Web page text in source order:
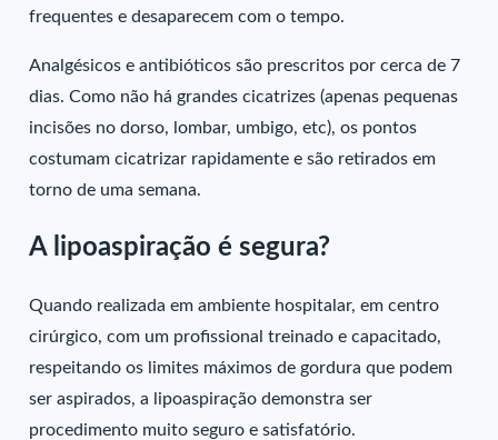
frequentes e desaparecem com o tempo.
Analgésicos e antibióticos são prescritos por cerca de 7
dias. Como não há grandes cicatrizes (apenas pequenas
incisões no dorso, lombar, umbigo, etc), os pontos
costumam cicatrizar rapidamente e são retirados em
torno de uma semana.
A lipoaspiração é segura?
Quando realizada em ambiente hospitalar, em centro
cirúrgico, com um profissional treinado e capacitado,
respeitando os limites máximos de gordura que podem
ser aspirados, a lipoaspiração demonstra ser
procedimento muito seguro e satisfatório.